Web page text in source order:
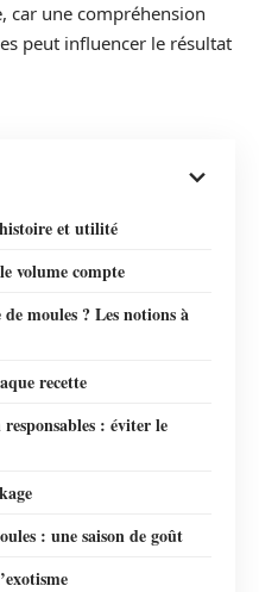
car une compréhension
peut influencer le résultat
et utilité
volume compte
moules ? Les notions à
recette
: éviter le
: une saison de goût